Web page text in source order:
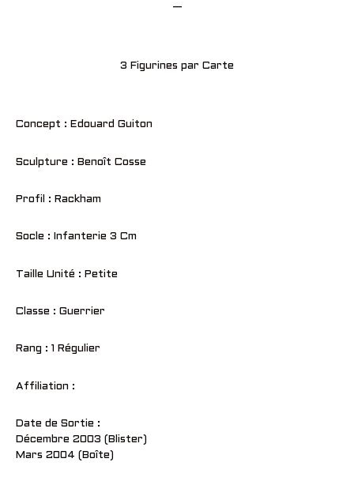
—
3 Figurines par Carte
Concept : Edouard Guiton
Sculpture : Benoît Cosse
Profil : Rackham
Socle : Infanterie 3 Cm
Taille Unité : Petite
Classe : Guerrier
Rang : 1 Régulier
Affiliation :
Date de Sortie :
Décembre 2003 (Blister)
Mars 2004 (Boîte)